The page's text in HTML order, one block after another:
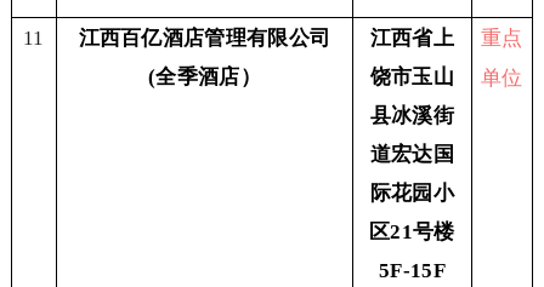
11
江西百亿酒店管理有限公司
(全季酒店）
江西省上
饶市玉山
县冰溪街
道宏达国
际花园小
区21号楼
5F-15F
重点
单位